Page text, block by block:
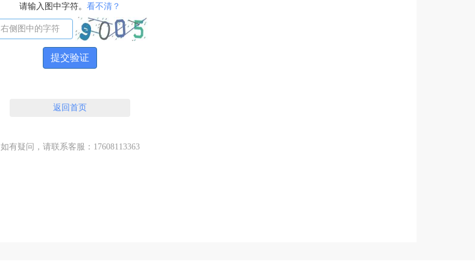
请输入图中字符。 看不清？
提交验证
返回首页
如有疑问，请联系客服：17608113363